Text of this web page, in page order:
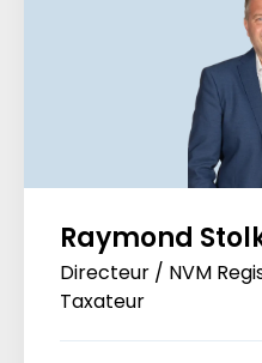
Raymond
Directeur / NVM
Taxateur